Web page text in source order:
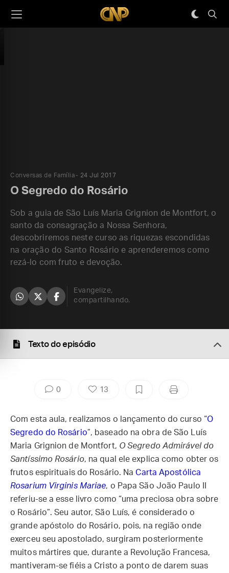
Conversas de Família 24 Jul 2017
O Segredo do Rosário
Sob a guia de São Luís Maria Grignion de Montfort, o
santo da consagração a Nossa Senhora,
descobriremos neste curso as riquezas escondidas
na oração do Santo Rosário e aprenderemos como
rezá-lo com fruto e devoção.
Evangelize,
compartilhando.
Texto do episódio
0 13
Com esta aula, realizamos o lançamento do curso “O
Segredo do Rosário”, baseado na obra de São Luís
Maria Grignion de Montfort, O Segredo Admirável do
Santíssimo Rosário, na qual ele explica como obter os
frutos espirituais do Rosário. NaCarta Apostólica
Rosarium Virginis Mariae, o Papa São João Paulo II
referiu-se a esse livro como “uma preciosa obra sobre
o Rosário”. Seu autor, São Luís, é considerado o
grande apóstolo do Rosário, pois, na região onde
exerceu seu apostolado, surgiram posteriormente
muitos mártires que, durante a Revolução Francesa,
mantiveram-se fiéis a Cristo a ponto de darem suas